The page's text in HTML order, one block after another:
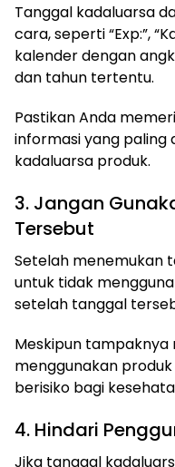
Tanggal kadaluarsa
cara, seperti “Exp:”,
kalender dengan
dan tahun tertentu.
Pastikan Anda
informasi yang
kadaluarsa produk.
3. Jangan
Tersebut
Setelah menemukan
untuk tidak
setelah tanggal
Meskipun tampaknya
menggunakan
berisiko bagi
4. Hindari
Jika tanggal